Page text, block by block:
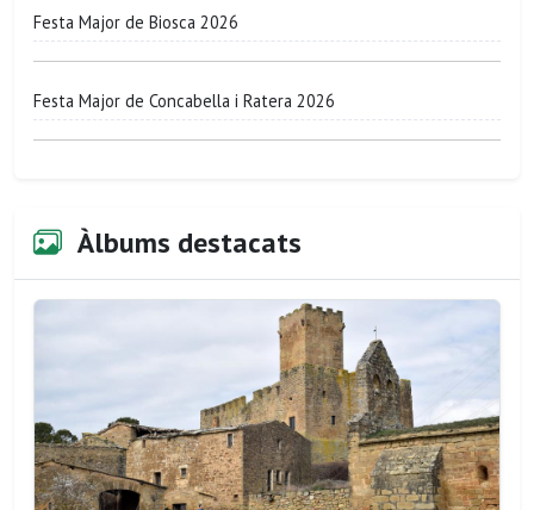
Festa Major de Biosca 2026
Festa Major de Concabella i Ratera 2026
Àlbums destacats